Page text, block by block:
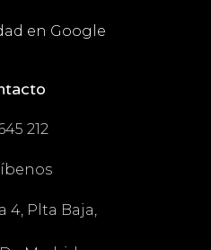
en Google
212
4, Plta Baja,